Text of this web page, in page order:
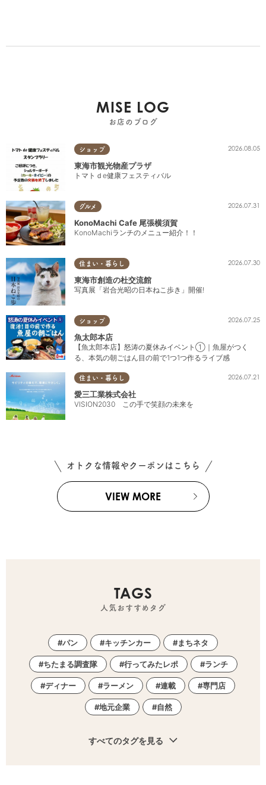
MISE LOG
お店のブログ
ショップ 2026.08.05
東海市観光物産プラザ
トマトｄe健康フェスティバル
グルメ 2026.07.31
KonoMachi Cafe 尾張横須賀
KonoMachiランチのメニュー紹介！！
住まい・暮らし 2026.07.30
東海市創造の杜交流館
写真展「岩合光昭の日本ねこ歩き」開催!
ショップ 2026.07.25
魚太郎本店
【魚太郎本店】怒涛の夏休みイベント①｜魚屋がつく
る、本気の朝ごはん目の前で1つ1つ作るライブ感
住まい・暮らし 2026.07.21
愛三工業株式会社
VISION2030 この手で笑顔の未来を
オトクな情報やクーポンはこちら
VIEW MORE
TAGS
人気おすすめタグ
パン キッチンカー まちネタ
ちたまる調査隊 行ってみたレポ ランチ
ディナー ラーメン 連載 専門店
地元企業 自然
すべてのタグを見る